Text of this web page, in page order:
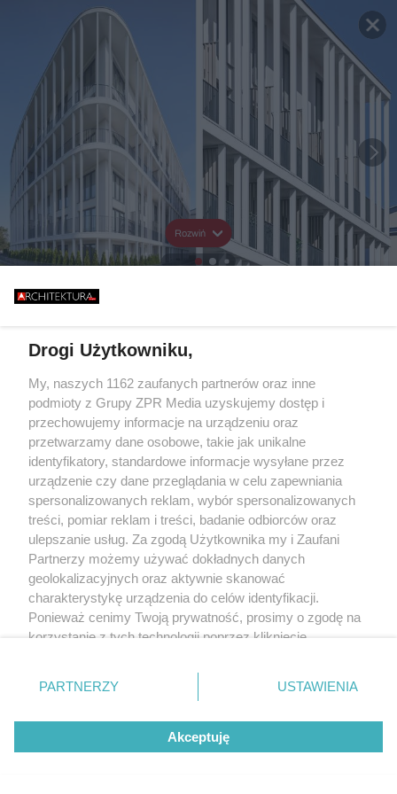
Rozwiń
Drogi Użytkowniku,
My, naszych 1162 zaufanych partnerów oraz inne
podmioty z Grupy ZPR Media uzyskujemy dostęp i
przechowujemy informacje na urządzeniu oraz
przetwarzamy dane osobowe, takie jak unikalne
identyfikatory, standardowe informacje wysyłane przez
urządzenie czy dane przeglądania w celu zapewniania
spersonalizowanych reklam, wybór spersonalizowanych
treści, pomiar reklam i treści, badanie odbiorców oraz
ulepszanie usług. Za zgodą Użytkownika my i Zaufani
Partnerzy możemy używać dokładnych danych
geolokalizacyjnych oraz aktywnie skanować
charakterystykę urządzenia do celów identyfikacji.
Ponieważ cenimy Twoją prywatność, prosimy o zgodę na
korzystanie z tych technologii poprzez kliknięcie
zmienić/wycofać klikając przycisk ustawień prywatności
znajdujący się w lewym dolnym rogu strony
rodzaje przetwarzania danych nie wymagają zgody
użytkownika, ale masz prawo sprzeciwić się takiemu
przetwarzaniu. Preferencje będą miały zastosowanie tylko
PARTNERZY USTAWIENIA
Akceptuję